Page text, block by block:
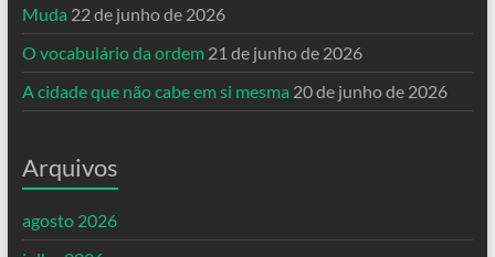
Muda 22 de junho de 2026
O vocabulário da ordem 21 de junho de 2026
A cidade que não cabe em si mesma 20 de junho de 2026
Arquivos
agosto 2026